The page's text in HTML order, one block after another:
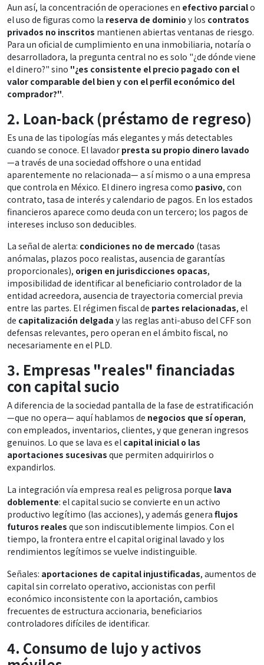
Aun así, la concentración de operaciones en efectivo parcialo
el uso de figuras como la reserva de dominio y los contratos
privados no inscritos mantienen abiertas ventanas de riesgo.
Para un oficial de cumplimiento en una inmobiliaria, notaría o
desarrolladora, la pregunta central no es solo "¿de dónde viene
el dinero?" sino "¿es consistente el precio pagado con el
valor comparable del bien y con el perfil económico del
comprador?".
2. Loan-back (préstamo de regreso)
Es una de las tipologías más elegantes y más detectables
cuando se conoce. El lavador presta su propio dinero lavado
—a través de una sociedad offshore o una entidad
aparentemente no relacionada— a sí mismo o a una empresa
que controla en México. El dinero ingresa como pasivo, con
contrato, tasa de interés y calendario de pagos. En los estados
financieros aparece como deuda con un tercero; los pagos de
intereses incluso son deducibles.
La señal de alerta: condiciones no de mercado (tasas
anómalas, plazos poco realistas, ausencia de garantías
proporcionales), origen en jurisdicciones opacas,
imposibilidad de identificar al beneficiario controlador de la
entidad acreedora, ausencia de trayectoria comercial previa
entre las partes. El régimen fiscal de partes relacionadas, el
de capitalización delgada y las reglas anti-abuso del CFF son
defensas relevantes, pero operan en el ámbito fiscal, no
necesariamente en el PLD.
3. Empresas "reales" financiadas
con capital sucio
A diferencia de la sociedad pantalla de la fase de estratificación
—que no opera— aquí hablamos de negocios que sí operan,
con empleados, inventarios, clientes, y que generan ingresos
genuinos. Lo que se lava es el capital inicial o las
aportaciones sucesivas que permiten adquirirlos o
expandirlos.
La integración vía empresa real es peligrosa porque lava
doblemente: el capital sucio se convierte en un activo
productivo legítimo (las acciones), y además genera flujos
futuros reales que son indiscutiblemente limpios. Con el
tiempo, la frontera entre el capital original lavado y los
rendimientos legítimos se vuelve indistinguible.
Señales: aportaciones de capital injustificadas, aumentos de
capital sin correlato operativo, accionistas con perfil
económico inconsistente con la aportación, cambios
frecuentes de estructura accionaria, beneficiarios
controladores difíciles de identificar.
4. Consumo de lujo y activos